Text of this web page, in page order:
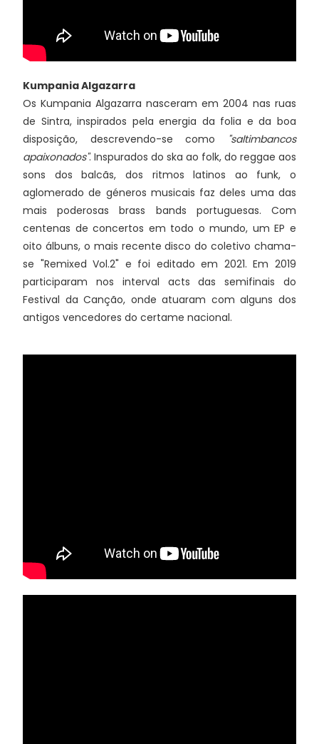
Kumpania Algazarra
Os Kumpania Algazarra nasceram em 2004 nas ruas
de Sintra, inspirados pela energia da folia e da boa
disposição, descrevendo-se como "saltimbancos
apaixonados". Inspurados do ska ao folk, do reggae aos
sons dos balcãs, dos ritmos latinos ao funk, o
aglomerado de géneros musicais faz deles uma das
mais poderosas brass bands portuguesas. Com
centenas de concertos em todo o mundo, um EP e
oito álbuns, o mais recente disco do coletivo chama-
se "Remixed Vol.2" e foi editado em 2021. Em 2019
participaram nos interval acts das semifinais do
Festival da Canção, onde atuaram com alguns dos
antigos vencedores do certame nacional.